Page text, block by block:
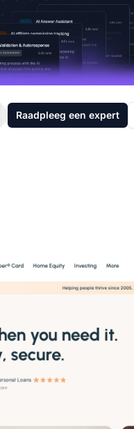
Raadpleeg een expert